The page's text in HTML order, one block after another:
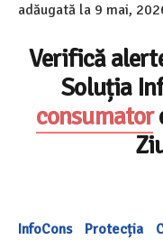
adăugată la 9 mai,
Verifică
Soluția
consumator
InfoCons Protecția